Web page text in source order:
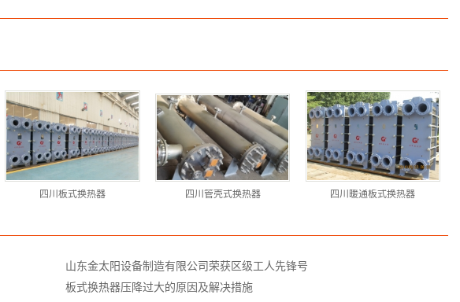
四川板式换热器 四川管壳式换热器 四川暖通板式换热器
山东金太阳设备制造有限公司荣获区级工人先锋号
板式换热器压降过大的原因及解决措施